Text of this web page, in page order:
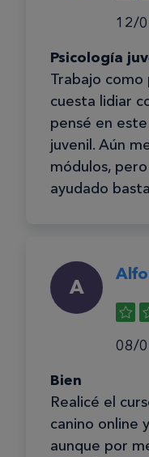
12/
Psicología
Trabajo como
cuesta lidiar
pensé en
juvenil. Aún
módulos,
ayudado
A
08/
Bien
Realicé el
canino online
aunque por